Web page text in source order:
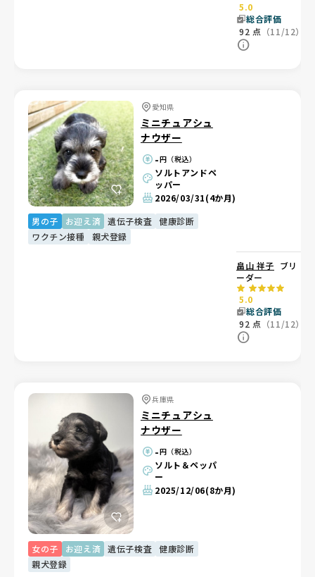
5.0
総合評価
92 点 （11/12）
愛知県
ミニチュアシュ
ナウザー
-円（税込）
ソルトアンドペ
ッパー
2026/03/31(4か月)
男の子
お迎え済 遺伝子検査
健康診断
ワクチン接種
親犬登録
畠山 祥子 ブリ
ーダー
5.0
総合評価
92 点 （11/12）
兵庫県
ミニチュアシュ
ナウザー
-円（税込）
ソルト＆ペッパ
ー
2025/12/06(8か月)
女の子 お迎え済 遺伝子検査
健康診断
親犬登録